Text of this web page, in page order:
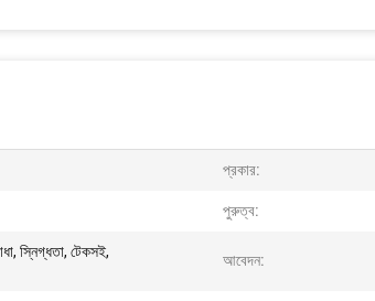
প্রকার:
পুরুত্ব:
স্নিগ্ধতা, টেকসই,
আবেদন: